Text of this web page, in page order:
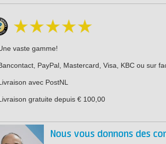
vaste gamme!
PayPal, Mastercard, Visa, KBC ou sur
avec PostNL
gratuite depuis € 100,00
Nous vous donnons des